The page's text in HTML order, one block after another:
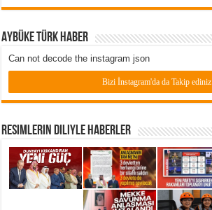
Aybüke Türk Haber
Can not decode the instagram json
Bizi İnstagram'da da Takip ediniz
Resimlerin Diliyle Haberler